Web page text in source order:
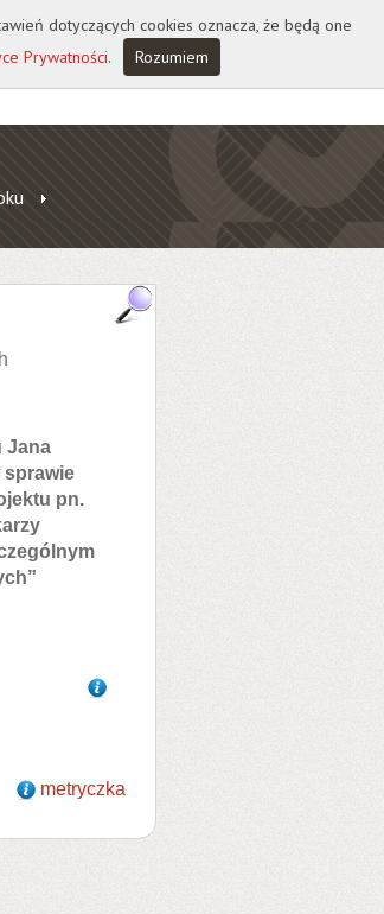
Jana
sprawie
pn.
metryczka
dotyczących cookies oznacza, że będą one
Prywatności. Rozumiem